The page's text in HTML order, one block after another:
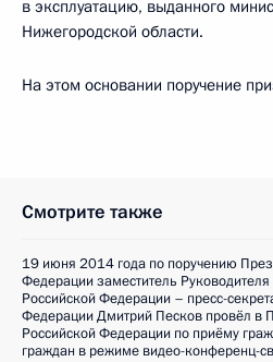
в эксплуатацию, выданного
Нижегородской области.
На этом основании поручение
Смотрите также
19 июня 2014 года по поручению
Федерации заместитель
Российской Федерации – пресс-
Федерации Дмитрий Песков провёл в
Российской Федерации по приёму
граждан в режиме видео-конференц-